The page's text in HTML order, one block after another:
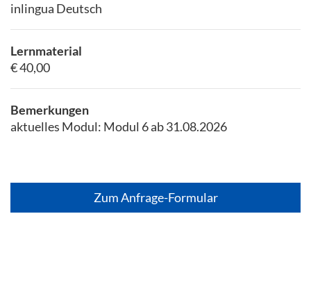
inlingua Deutsch
Bemerkungen
aktuelles Modul: Modul 6 ab 31.08.2026
Lernmaterial
€ 40,00
Zum Anfrage-Formular